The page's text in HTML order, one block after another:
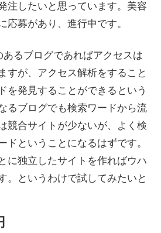
注したいと思っています。美容
応募があり、進行中です。
あるブログであればアクセスは
すが、アクセス解析をすること
を発見することができるという
るブログでも検索ワードから流
競合サイトが少ないが、よく検
ドということになるはずです。
に独立したサイトを作ればウハ
。というわけで試してみたいと